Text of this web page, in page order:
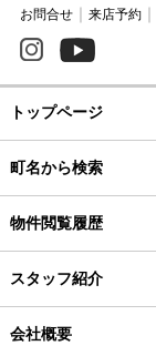
お問合せ
来店予約
トップページ
町名から検索
物件閲覧履歴
スタッフ紹介
会社概要